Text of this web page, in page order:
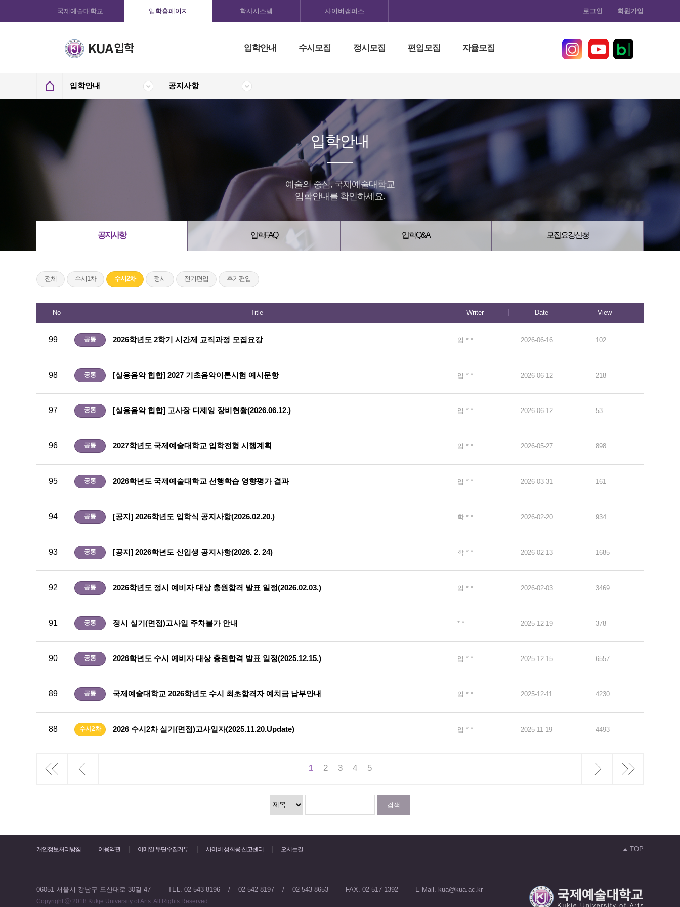
국제예술대학교 입학홈페이지 학사시스템 사이버캠퍼스 로그인 회원가입
입학안내 수시모집 정시모집 편입모집 자율모집
입학안내 공지사항
입학안내
예술의 중심, 국제예술대학교
입학안내를 확인하세요.
공지사항 입학FAQ 입학Q&A 모집요강신청
전체 수시1차 수시2차 정시 전기편입 후기편입
No Title Writer Date View
99 공통 2026학년도 2학기 시간제 교직과정 모집요강 입 * * 2026-06-16 102
98 공통 [실용음악 힙합] 2027 기초음악이론시험 예시문항 입 * * 2026-06-12 218
97 공통 [실용음악 힙합] 고사장 디제잉 장비현황(2026.06.12.) 입 * * 2026-06-12 53
96 공통 2027학년도 국제예술대학교 입학전형 시행계획 입 * * 2026-05-27 898
95 공통 2026학년도 국제예술대학교 선행학습 영향평가 결과 입 * * 2026-03-31 161
94 공통 [공지] 2026학년도 입학식 공지사항(2026.02.20.) 학 * * 2026-02-20 934
93 공통 [공지] 2026학년도 신입생 공지사항(2026. 2. 24) 학 * * 2026-02-13 1685
92 공통 2026학년도 정시 예비자 대상 충원합격 발표 일정(2026.02.03.) 입 * * 2026-02-03 3469
91 공통 정시 실기(면접)고사일 주차불가 안내 * * 2025-12-19 378
90 공통 2026학년도 수시 예비자 대상 충원합격 발표 일정(2025.12.15.) 입 * * 2025-12-15 6557
89 공통 국제예술대학교 2026학년도 수시 최초합격자 예치금 납부안내 입 * * 2025-12-11 4230
88 수시2차 2026 수시2차 실기(면접)고사일자(2025.11.20.Update) 입 * * 2025-11-19 4493
1 2 3 4 5
검색
개인정보처리방침 이용약관 이메일 무단수집거부 사이버 성희롱 신고센터 오시는길 TOP
06051 서울시 강남구 도산대로 30길 47 TEL. 02-543-8196 / 02-542-8197 / 02-543-8653 FAX. 02-517-1392 E-Mail. kua@kua.ac.kr
Copyright ⓒ 2018 Kukje University of Arts. All Rights Reserved.